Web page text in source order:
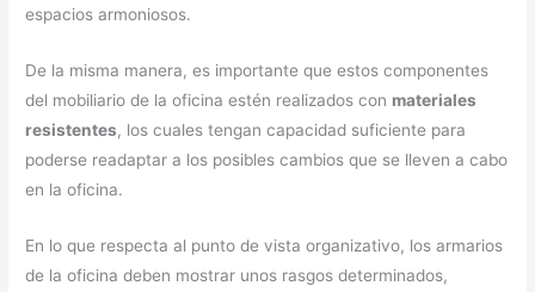
espacios armoniosos.
De la misma manera, es importante que estos componentes
del mobiliario de la oficina estén realizados con materiales
resistentes, los cuales tengan capacidad suficiente para
poderse readaptar a los posibles cambios que se lleven a cabo
en la oficina.
En lo que respecta al punto de vista organizativo, los armarios
de la oficina deben mostrar unos rasgos determinados,